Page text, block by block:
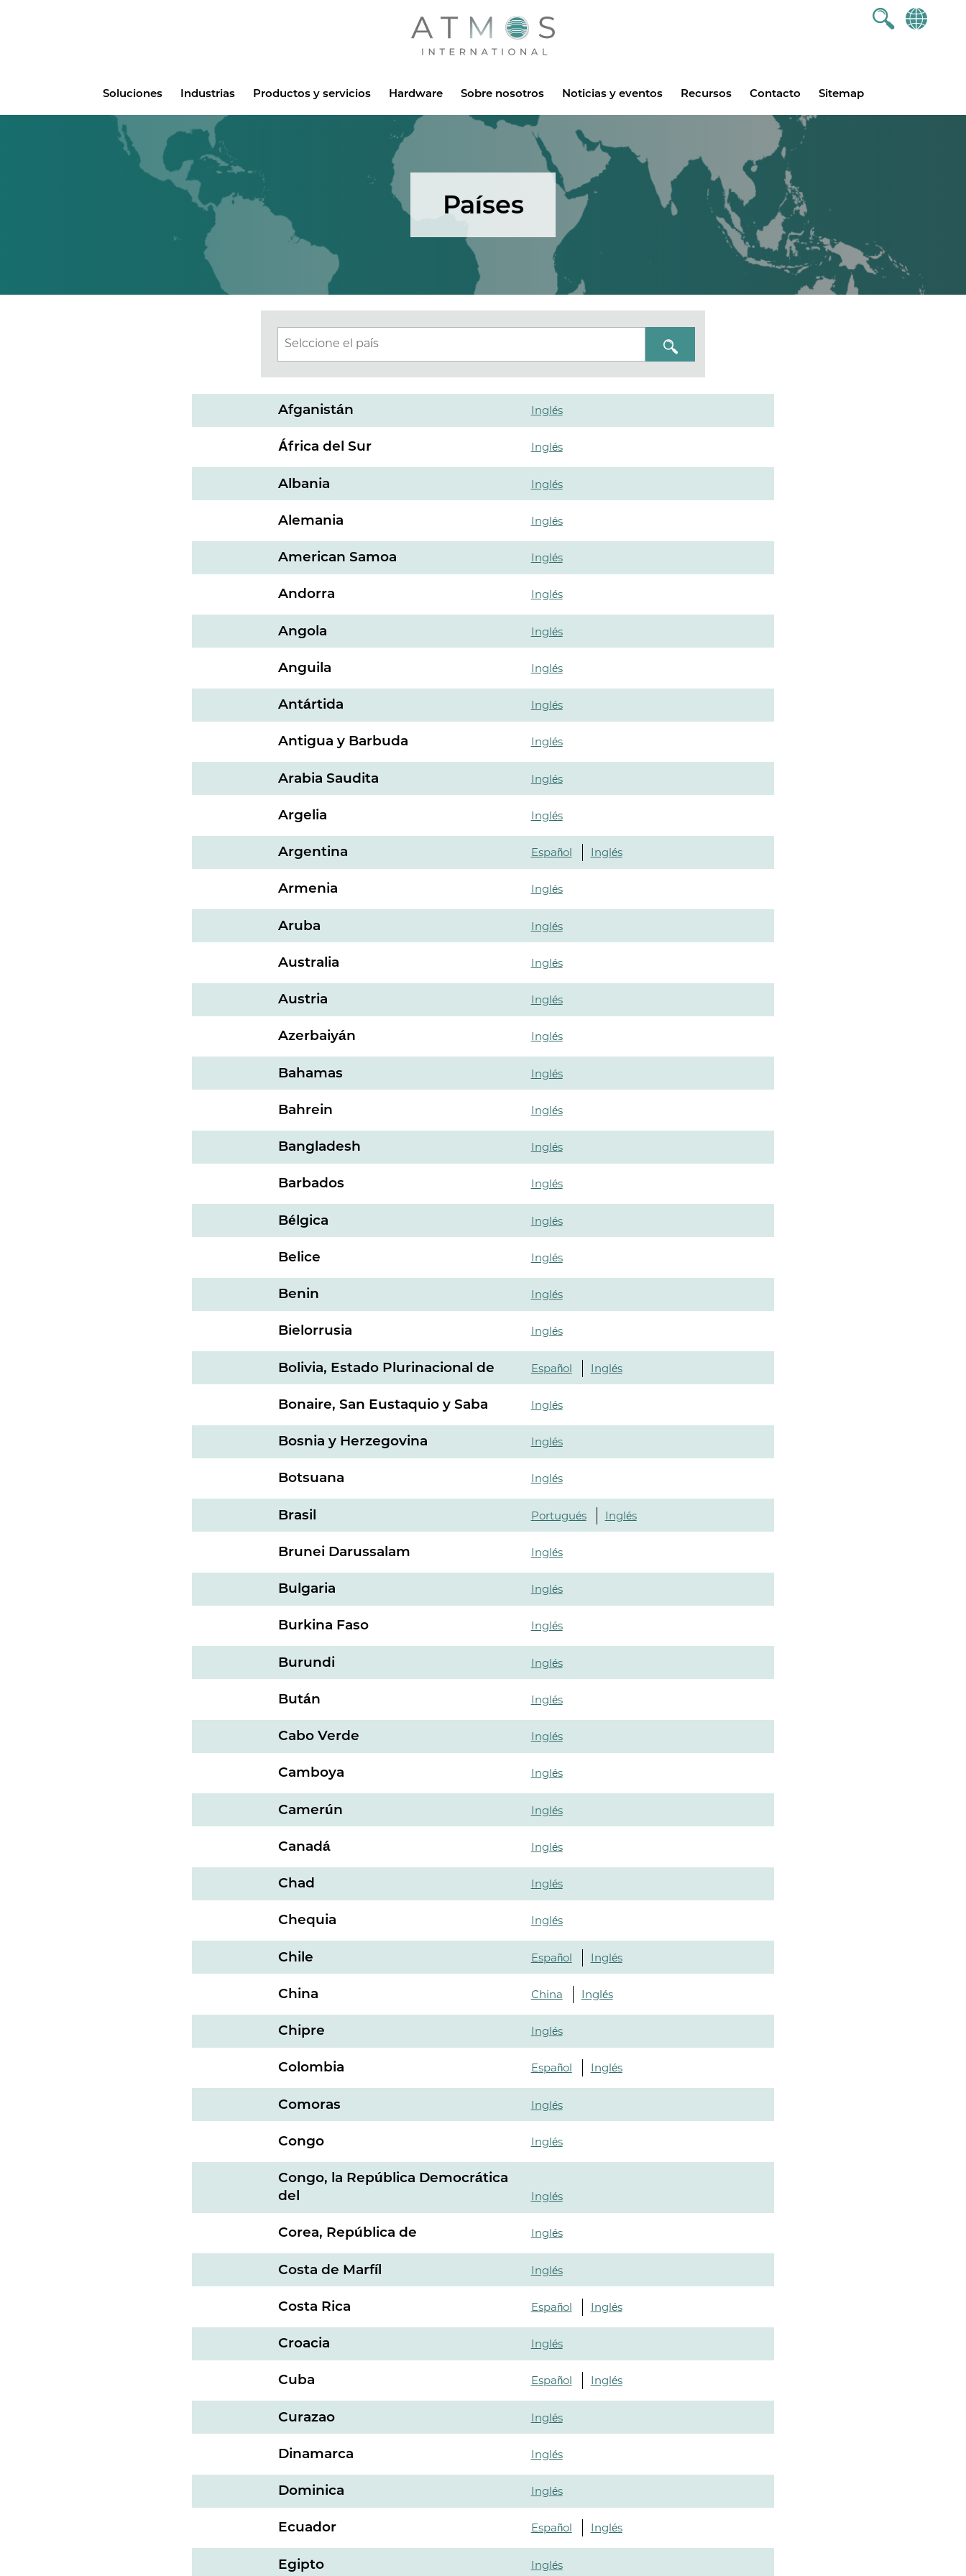
Atmos
Soluciones Industrias Productos y servicios Hardware Sobre nosotros Noticias y eventos Recursos Contacto Sitemap
Países
Selccione el país
Afganistán Inglés
África del Sur Inglés
Albania Inglés
Alemania Inglés
American Samoa Inglés
Andorra Inglés
Angola Inglés
Anguila Inglés
Antártida Inglés
Antigua y Barbuda Inglés
Arabia Saudita Inglés
Argelia Inglés
Argentina Español Inglés
Armenia Inglés
Aruba Inglés
Australia Inglés
Austria Inglés
Azerbaiyán Inglés
Bahamas Inglés
Bahrein Inglés
Bangladesh Inglés
Barbados Inglés
Bélgica Inglés
Belice Inglés
Benin Inglés
Bielorrusia Inglés
Bolivia, Estado Plurinacional de Español Inglés
Bonaire, San Eustaquio y Saba Inglés
Bosnia y Herzegovina Inglés
Botsuana Inglés
Brasil Portugués Inglés
Brunei Darussalam Inglés
Bulgaria Inglés
Burkina Faso Inglés
Burundi Inglés
Bután Inglés
Cabo Verde Inglés
Camboya Inglés
Camerún Inglés
Canadá Inglés
Chad Inglés
Chequia Inglés
Chile Español Inglés
China China Inglés
Chipre Inglés
Colombia Español Inglés
Comoras Inglés
Congo Inglés
Congo, la República Democrática
del
Inglés
Corea, República de Inglés
Costa de Marfíl Inglés
Costa Rica Español Inglés
Croacia Inglés
Cuba Español Inglés
Curazao Inglés
Dinamarca Inglés
Dominica Inglés
Ecuador Español Inglés
Egipto Inglés